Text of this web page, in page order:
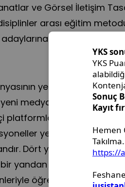
ve Görsel İletişim
arası eğitim
uygulanabilir bir
yeni alanlarına ve
medya araçlarını iyi
platformlar için fikir üreten
yetiştirmek
Dört yıllık lisans eğitimi
yandan tasarım ve iletişim
öğrenirken, diğer